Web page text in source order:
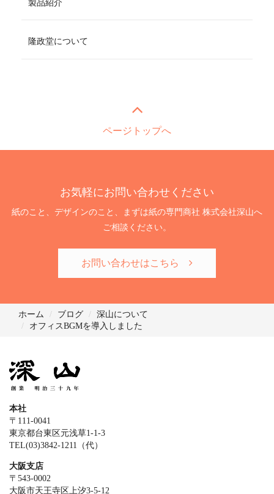
製品紹介
隆政堂について
ページトップへ
お気軽にお問い合わせください
紙のこと、デザインのこと、まずは紙の専門商社 株式会社深山へ
ご相談ください。
お問い合わせはこちら
ホーム ブログ
深山について
オフィスBGMを導入しました
本社
〒111-0041
東京都台東区元浅草1-1-3
TEL(03)3842-1211（代）
大阪支店
〒543-0002
大阪市天王寺区上汐3-5-12